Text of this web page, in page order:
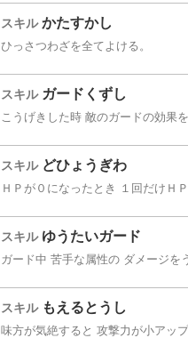
スキルかたすかし
ひっさつわざを全てよける。
スキルガードくずし
こうげきした時 敵のガードの効果を
スキルどひょうぎわ
ＨＰが０になったとき １回だけＨ
スキルゆうたいガード
ガード中 苦手な属性の ダメージを
スキルもえるとうし
味方が気絶すると 攻撃力が小アップ